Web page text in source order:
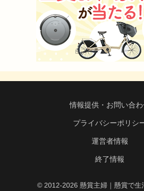
情報提供・お問い合
プライバシーポリシ
運営者情報
終了情報
© 2012-2026 懸賞主婦｜懸賞で生